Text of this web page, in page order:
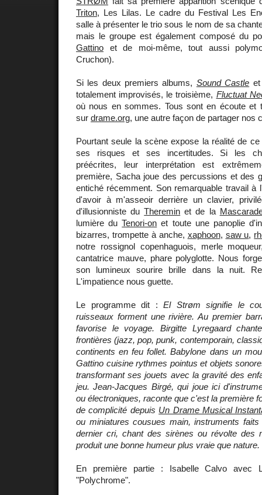
Triton, Les Lilas. Le cadre du Festival Les
salle à présenter le trio sous le nom de sa
mais le groupe est également composé du
Gattino et de moi-même, tout aussi
Cruchon).
Si les deux premiers albums, Sound Castle
totalement improvisés, le troisième, Fluctuat
où nous en sommes. Tous sont en écoute et
sur drame.org, une autre façon de partager nos
Pourtant seule la scène expose la réalité de
ses risques et ses incertitudes. Si les
préécrites, leur interprétation est
première, Sacha joue des percussions et des
entiché récemment. Son remarquable travail à
d'avoir à m'asseoir derrière un clavier,
d'illusionniste duTheremin et de la
lumière duTenori-on et toute une panoplie
bizarres, trompette à anche, xaphoon, saw u,
notre rossignol copenhaguois, merle
cantatrice mauve, phare polyglotte. Nous
son lumineux sourire brille dans la nuit.
L'impatience nous guette.
Le programme dit :El Strøm signifie le
ruisseaux forment une rivière. Au premier
favorise le voyage. Birgitte Lyregaard
frontières (jazz, pop, punk, contemporain,
continents en feu follet. Babylone dans un
Gattino cuisine rythmes pointus et objets
transformant ses jouets avec la gravité des
jeu. Jean-Jacques Birgé, qui joue ici
ou électroniques, raconte que c'est la première
de complicité depuis Un Drame Musical
ou miniatures cousues main, instruments
dernier cri, chant des sirènes ou révolte des
produit une bonne humeur plus vraie que nature.
En première partie : Isabelle Calvo avec
"Polychrome".